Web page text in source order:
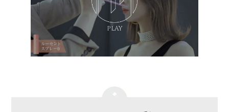
PLAY